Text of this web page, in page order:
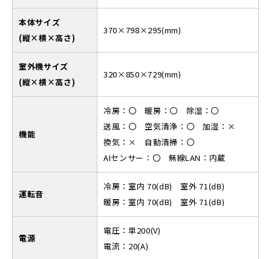
本体サイズ
(縦×横×高さ)
370×798×295(mm)
室外機サイズ
(縦×横×高さ)
320×850×729(mm)
機能
冷房：〇 暖房：〇 除湿：〇
送風：〇 空気清浄：〇 加湿：×
換気：× 自動清掃：〇
AIセンサー：〇 無線LAN：内蔵
運転音
冷房：室内 70(dB) 室外 71(dB)
暖房：室内 70(dB) 室外 71(dB)
電源
電圧：単200(V)
電流：20(A)